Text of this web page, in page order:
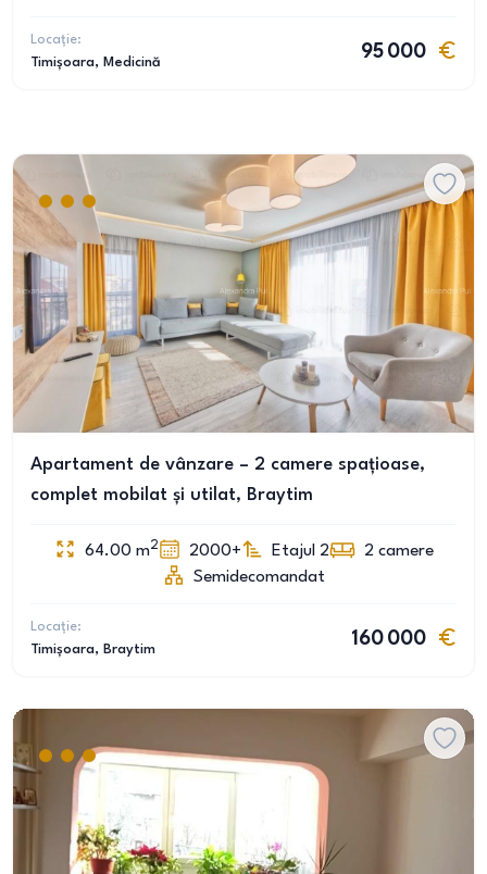
Locație:
Timișoara, Medicină
95 000
Apartament de vânzare – 2 camere spațioase,
complet mobilat și utilat, Braytim
64.00 m2 2000+ Etajul 2 2 camere
Semidecomandat
Locație:
Timișoara, Braytim
160 000